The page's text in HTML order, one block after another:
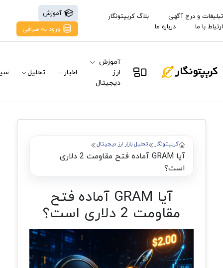
تبلیغات و درج آگهی
بلاگ کریپتونگار
ارتباط با ما
درباره ما
آموزش
ورود به صرافی
آموزش
ارز
دیجیتال
اخبار تحلیل
کریپتونگار تحلیل بازار ارز دیجیتال
آیا GRAM آماده فتح مقاومت 2 دلاری
است؟
آیا GRAM آماده فتح
مقاومت 2 دلاری است؟